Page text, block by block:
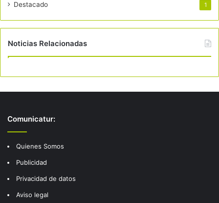
Destacado 1
Noticias Relacionadas
Comunicatur:
Quienes Somos
Publicidad
Privacidad de datos
Aviso legal